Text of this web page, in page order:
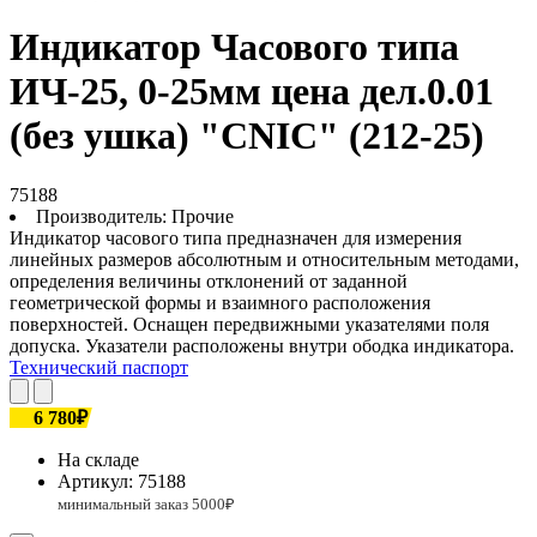
Индикатор Часового типа
ИЧ-25, 0-25мм цена дел.0.01
(без ушка) "CNIC" (212-25)
75188
Производитель: Прочие
Индикатор часового типа предназначен для измерения
линейных размеров абсолютным и относительным методами,
определения величины отклонений от заданной
геометрической формы и взаимного расположения
поверхностей. Оснащен передвижными указателями поля
допуска. Указатели расположены внутри ободка индикатора.
Технический паспорт
6 780₽
На складе
Артикул: 75188